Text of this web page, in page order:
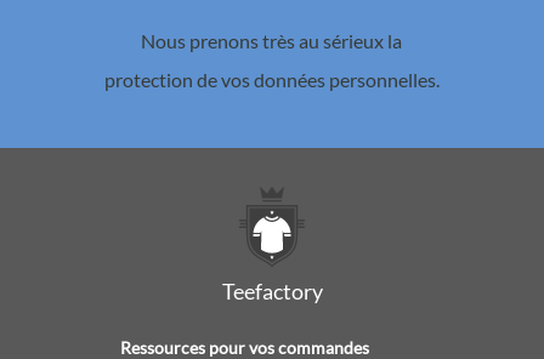
Nous prenons très au sérieux la
protection de vos données personnelles.
Teefactory
Ressources pour vos commandes